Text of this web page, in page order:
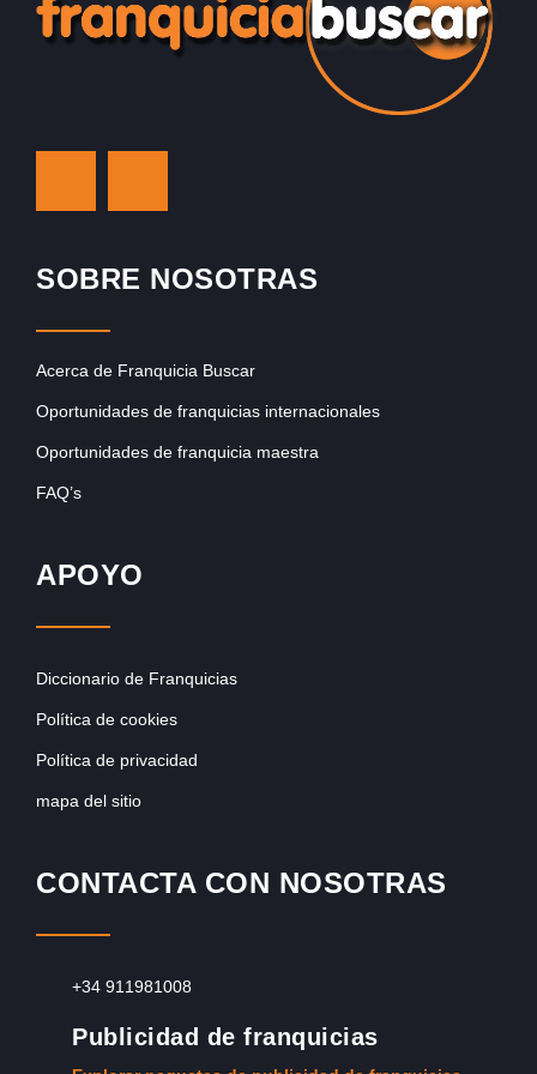
SOBRE NOSOTRAS
Acerca de Franquicia Buscar
Oportunidades de franquicias internacionales
Oportunidades de franquicia maestra
FAQ’s
APOYO
Diccionario de Franquicias
Política de cookies
Política de privacidad
mapa del sitio
CONTACTA CON NOSOTRAS
+34 911981008
Publicidad de franquicias